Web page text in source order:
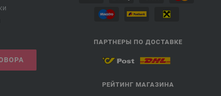
ПАРТНЕРЫ ПО ДОСТАВКЕ
РЕЙТИНГ МАГАЗИНА